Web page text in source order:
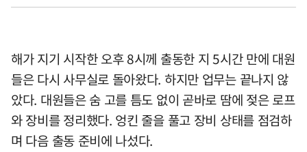
해가 지기 시작한 오후 8시께 출동한 지 5시간 만에 대원
들은 다시 사무실로 돌아왔다. 하지만 업무는 끝나지 않
았다. 대원들은 숨 고를 틈도 없이 곧바로 땀에 젖은 로프
와 장비를 정리했다. 엉킨 줄을 풀고 장비 상태를 점검하
며 다음 출동 준비에 나섰다.